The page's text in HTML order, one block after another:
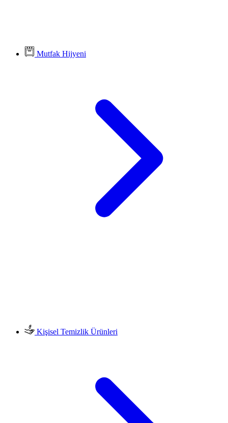
Mutfak Hijyeni
Kişisel Temizlik Ürünleri